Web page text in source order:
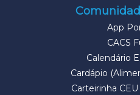
App
CACS
Calendário
Cardápio
Carteirinha